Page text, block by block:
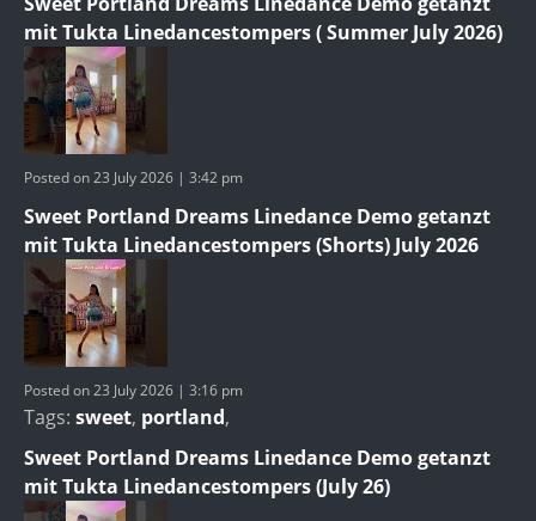
mit Tukta Linedancestompers ( Summer July 2026)
Posted on 23 July 2026 | 3:42 pm
Sweet Portland Dreams Linedance Demo getanzt
mit Tukta Linedancestompers (Shorts) July 2026
Posted on 23 July 2026 | 3:16 pm
Tags: sweet, portland,
Sweet Portland Dreams Linedance Demo getanzt
mit Tukta Linedancestompers (July 26)